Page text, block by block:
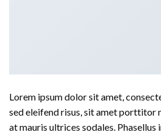
Lorem ipsum dolor sit amet,
sed eleifend risus, sit amet porttitor
at mauris ultrices sodales. Phasellus